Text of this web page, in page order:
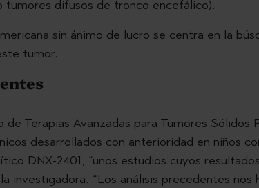
tumores difusos de tronco encefálico).
sin ánimo de lucro se centra en la
tumor.
Terapias Avanzadas para Tumores Sólidos
desarrollados con anterioridad en niños
DNX-2401, “unos estudios cuyos
investigadora. “Los análisis precedentes nos